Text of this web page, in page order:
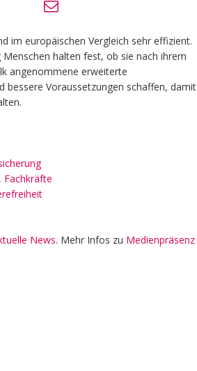
im europäischen Vergleich sehr effizient.
halten fest, ob sie nach ihrem
angenommene erweiterte
bessere Voraussetzungen schaffen, damit
Fachkräfte
News. Mehr Infos zu Medienpräsenz